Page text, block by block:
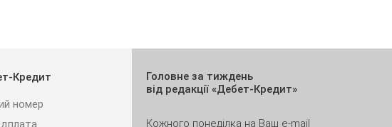
Кредит
номер
Головне за тиждень
від редакції «Дебет-Кредит»
Кожного понеділка на Ваш e-mail